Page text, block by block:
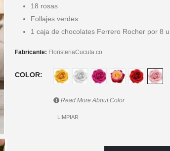
18 rosas
Follajes verdes
1 caja de chocolates Ferrero Rocher por 8
Fabricante: FloristeriaCucuta.co
COLOR
Read More AboutColor
LIMPIAR